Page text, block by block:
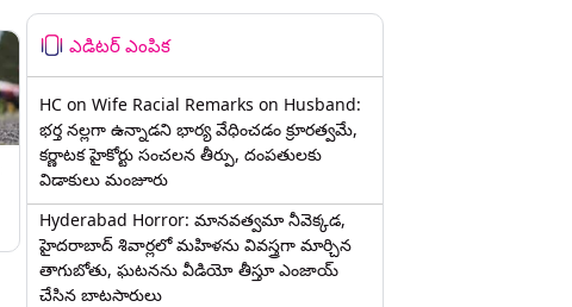
ఎడిటర్ ఎంపిక
HC on Wife Racial Remarks on Husband:
భర్త న‌ల్ల‌గా ఉన్నాడ‌ని భార్య వేధించ‌డం క్రూర‌త్వ‌మే,
కర్ణాటక హైకోర్టు సంచలన తీర్పు, దంపతులకు
విడాకులు మంజూరు
Hyderabad Horror: మానవత్వమా నీవెక్కడ,
హైదరాబాద్ శివార్లలో మహిళను వివస్త్రగా మార్చిన
తాగుబోతు, ఘటనను వీడియో తీస్తూ ఎంజాయ్
చేసిన బాటసారులు